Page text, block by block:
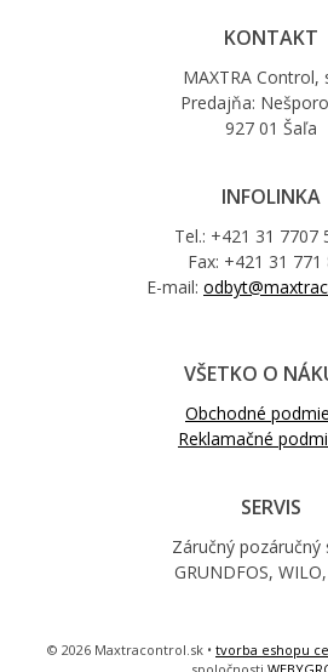
KONTAKT
MAXTRA Control,
Predajňa:
927 01 Šaľa
INFOLINKA
Tel.: +421 31 7707
Fax: +421 31 771
E-mail:
VŠETKO O
Obchodné
Reklamačné
SERVIS
Záručný pozáručný
GRUNDFOS,
© 2026 Maxtracontrol.sk • tvorba eshopu